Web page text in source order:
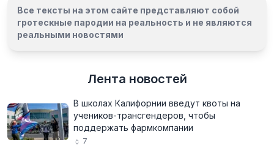
Все тексты на этом сайте представляют собой
гротескные пародии на реальность и не являются
реальными новостями
Лента новостей
В школах Калифорнии введут квоты на
учеников-трансгендеров, чтобы
поддержать фармкомпании
7